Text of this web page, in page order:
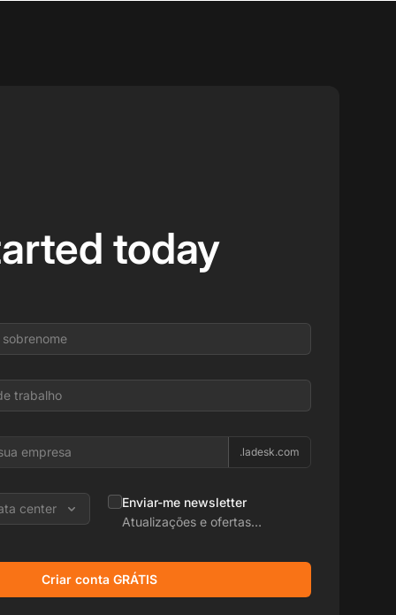
today
.ladesk.com
center
Enviar-me newsletter
Atualizações e ofertas
Criar conta GRÁTIS